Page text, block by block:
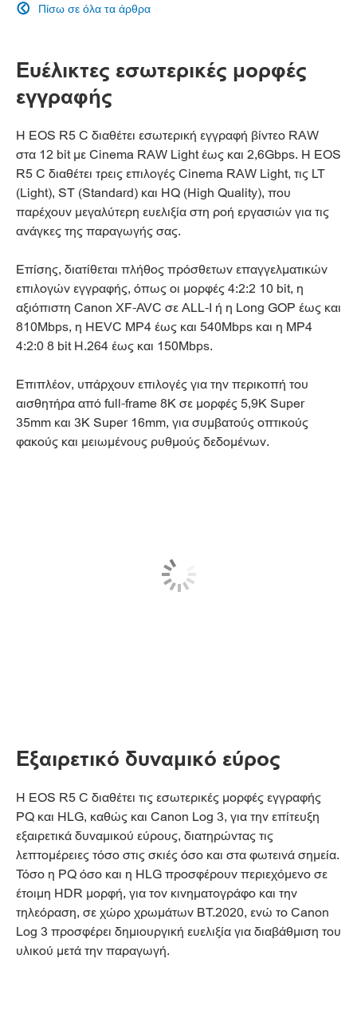
ΣΥΝΔΕΣΙΜΟΤΗΤΑ
Πίσω σε όλα τα άρθρα

Ευέλικτες εσωτερικές μορφές
εγγραφής
Η EOS R5 C διαθέτει εσωτερική εγγραφή βίντεο RAW
στα 12 bit με Cinema RAW Light έως και 2,6Gbps. Η EOS
R5 C διαθέτει τρεις επιλογές Cinema RAW Light, τις LT
(Light), ST (Standard) και HQ (High Quality), που
παρέχουν μεγαλύτερη ευελιξία στη ροή εργασιών για τις
ανάγκες της παραγωγής σας.
Επίσης, διατίθεται πλήθος πρόσθετων επαγγελματικών
επιλογών εγγραφής, όπως οι μορφές 4:2:2 10 bit, η
αξιόπιστη Canon XF-AVC σε ALL-I ή η Long GOP έως και
810Mbps, η HEVC MP4 έως και 540Mbps και η MP4
4:2:0 8 bit H.264 έως και 150Mbps.
Επιπλέον, υπάρχουν επιλογές για την περικοπή του
αισθητήρα από full-frame 8K σε μορφές 5,9K Super
35mm και 3K Super 16mm, για συμβατούς οπτικούς
φακούς και μειωμένους ρυθμούς δεδομένων.
Εξαιρετικό δυναμικό εύρος
Η EOS R5 C διαθέτει τις εσωτερικές μορφές εγγραφής
PQ και HLG, καθώς και Canon Log 3, για την επίτευξη
εξαιρετικά δυναμικού εύρους, διατηρώντας τις
λεπτομέρειες τόσο στις σκιές όσο και στα φωτεινά σημεία.
Τόσο η PQ όσο και η HLG προσφέρουν περιεχόμενο σε
έτοιμη HDR μορφή, για τον κινηματογράφο και την
τηλεόραση, σε χώρο χρωμάτων BT.2020, ενώ το Canon
Log 3 προσφέρει δημιουργική ευελιξία για διαβάθμιση του
υλικού μετά την παραγωγή.